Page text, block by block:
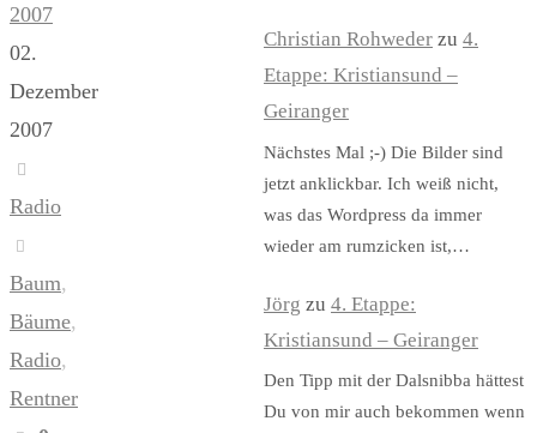
2007
02.
Dezember
2007
Radio
Baum,
Bäume,
Radio,
Rentner
Christian Rohweder zu 4.
Etappe: Kristiansund –
Geiranger
Nächstes Mal ;-) Die Bilder sind
jetzt anklickbar. Ich weiß nicht,
was das Wordpress da immer
wieder am rumzicken ist,…
Jörg zu 4. Etappe:
Kristiansund – Geiranger
Den Tipp mit der Dalsnibba hättest
Du von mir auch bekommen wenn